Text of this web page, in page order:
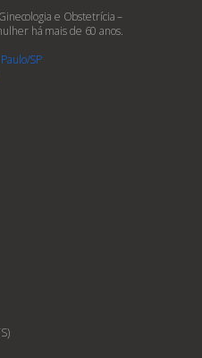
e Obstetrícia –
há mais de 60 anos.
SP